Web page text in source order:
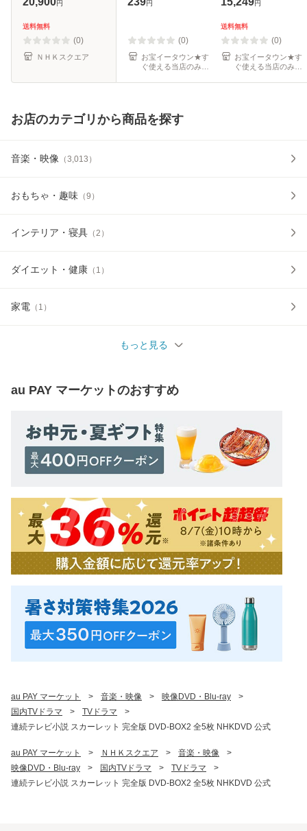
円
送料無料
(0)
ＮＨＫスクエア
円
(0)
お宝イータウン★す
ぐ使える当店のみの
ス無
円
送料無料
(0)
お宝イータウン★す
ぐ使える当店のみの
お店のカテゴリから商品を探す
音楽・映像 （3,013 ）
おもちゃ・趣味 （9 ）
インテリア・寝具 （2 ）
ダイエット・健康 （ 1 ）
家電 （ 1 ）
もっと見る
au PAY マーケットのおすすめ
au PAY マーケット > 音楽・映像 > 映像DVD・Blu-ray
>
国内TVドラマ
> TVドラマ
>
連続テレビ小説 スカーレット 完全版 DVD-BOX2 全5枚 NHKDVD 公式
au PAY マーケット > ＮＨＫスクエア > 音楽・映像
>
映像DVD・Blu-ray
> 国内TVドラマ > TVドラマ
>
連続テレビ小説 スカーレット 完全版 DVD-BOX2 全5枚 NHKDVD 公式